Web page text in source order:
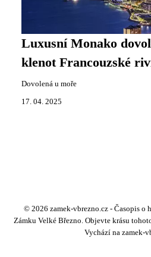
Luxusní Monako
klenot Francouzské
Dovolená u moře
17. 04. 2025
© 2026 zamek-vbrezno.cz - Časopis o
Zámku Velké Březno. Objevte krásu
Vychází na zamek-